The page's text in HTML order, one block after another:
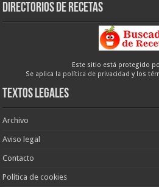
Directorios de recetas
Este sitio está protegido
Se aplica la política de privacidad y los
Textos legales
Archivo
Aviso legal
Contacto
Política de cookies